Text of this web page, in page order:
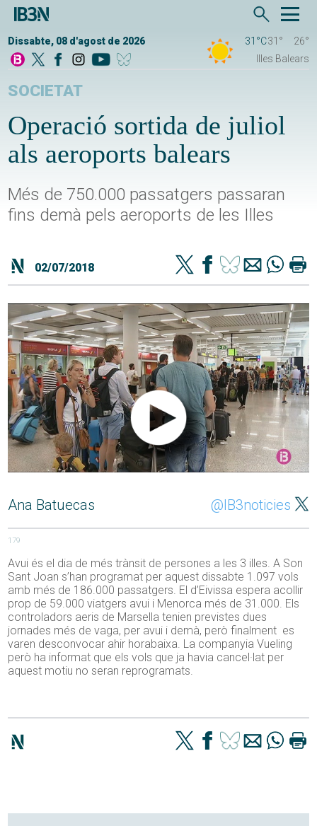
Dissabte, 08 d'agost de 2026 31°C31°
26°
Illes Balears
SOCIETAT
Operació sortida de juliol
als aeroports balears
Més de 750.000 passatgers passaran
fins demà pels aeroports de les Illes
02/07/2018
Ana Batuecas @IB3noticies
179
Avui és el dia de més trànsit de persones a les 3 illes. A Son
Sant Joan s’han programat per aquest dissabte 1.097 vols
amb més de 186.000 passatgers. El d’Eivissa espera acollir
prop de 59.000 viatgers avui i Menorca més de 31.000. Els
controladors aeris de Marsella tenien previstes dues
jornades més de vaga, per avui i demà, però finalment es
varen desconvocar ahir horabaixa. La companyia Vueling
però ha informat que els vols que ja havia cancel·lat per
aquest motiu no seran reprogramats.